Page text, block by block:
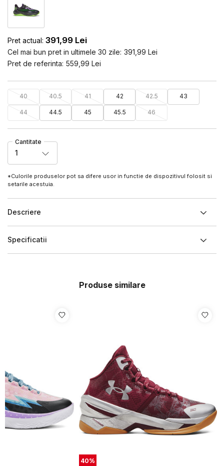
Pret actual: 391,99 Lei
Cel mai bun pret in ultimele 30 zile: 391,99 Lei
Pret de referinta: 559,99 Lei
40 40.5 41 42 42.5 43
44 44.5 45 45.5 46
Cantitate
1
*Culorile produselor pot sa difere usor in functie de dispozitivul folosit si
setarile acestuia.
Descriere
Specificatii
Produse similare
40%